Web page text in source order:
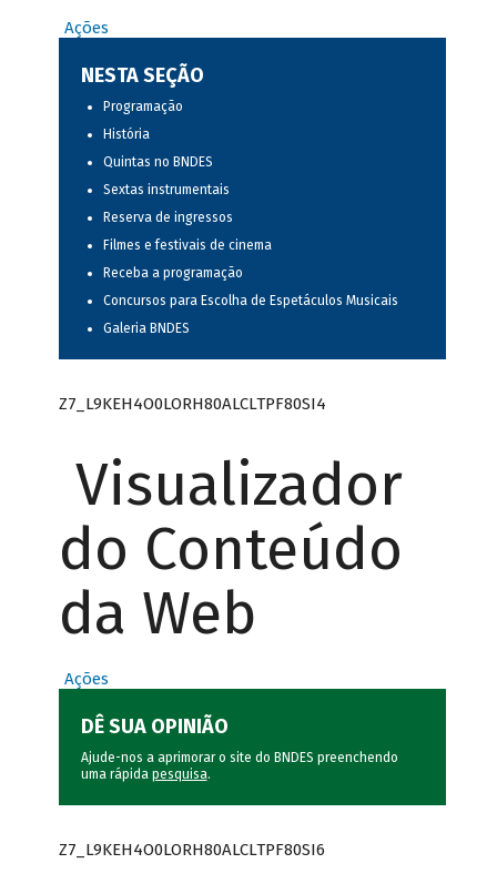
Ações
NESTA SEÇÃO
Programação
História
Quintas no BNDES
Sextas instrumentais
Reserva de ingressos
Filmes e festivais de cinema
Receba a programação
Concursos para Escolha de Espetáculos Musicais
Galeria BNDES
Z7_L9KEH4O0LORH80ALCLTPF80SI4
Visualizador
do Conteúdo
da Web
Ações
DÊ SUA OPINIÃO
Ajude-nos a aprimorar o site do BNDES preenchendo
uma rápida pesquisa.
Z7_L9KEH4O0LORH80ALCLTPF80SI6